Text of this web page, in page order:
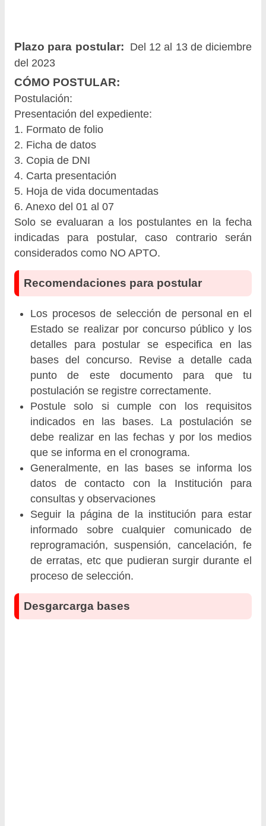
Plazo para postular: Del 12 al 13 de diciembre
del 2023
CÓMO POSTULAR:
Postulación:
Presentación del expediente:
1. Formato de folio
2. Ficha de datos
3. Copia de DNI
4. Carta presentación
5. Hoja de vida documentadas
6. Anexo del 01 al 07
Solo se evaluaran a los postulantes en la fecha
indicadas para postular, caso contrario serán
considerados como NO APTO.
Recomendaciones para postular
Los procesos de selección de personal en el
Estado se realizar por concurso público y los
detalles para postular se especifica en las
bases del concurso. Revise a detalle cada
punto de este documento para que tu
postulación se registre correctamente.
Postule solo si cumple con los requisitos
indicados en las bases. La postulación se
debe realizar en las fechas y por los medios
que se informa en el cronograma.
Generalmente, en las bases se informa los
datos de contacto con la Institución para
consultas y observaciones
Seguir la página de la institución para estar
informado sobre cualquier comunicado de
reprogramación, suspensión, cancelación, fe
de erratas, etc que pudieran surgir durante el
proceso de selección.
Desgarcarga bases